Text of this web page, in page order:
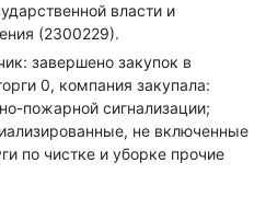
власти и
(2300229).
завершено закупок в
0, компания закупала:
пожарной сигнализации;
не включенные
по чистке и уборке прочие